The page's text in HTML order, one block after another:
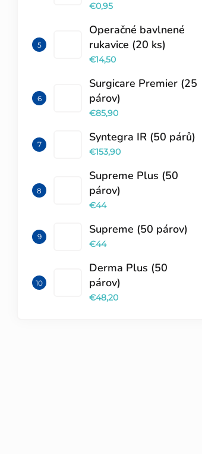
€0,95
Operačné bavlnené
rukavice (20 ks)
€14,50
Surgicare Premier (25
párov)
€85,90
Syntegra IR (50 párů)
€153,90
Supreme Plus (50
párov)
€44
Supreme (50 párov)
€44
Derma Plus (50
párov)
€48,20